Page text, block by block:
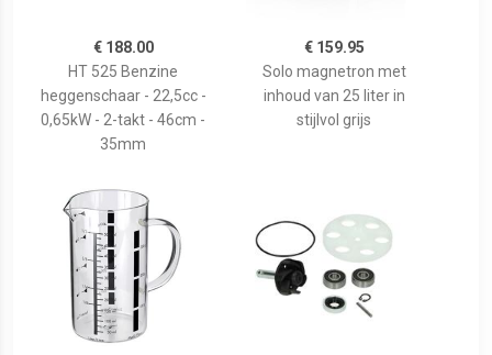
€ 188.00
HT 525 Benzine
heggenschaar - 22,5cc -
0,65kW - 2-takt - 46cm -
35mm
€ 159.95
Solo magnetron met
inhoud van 25 liter in
stijlvol grijs